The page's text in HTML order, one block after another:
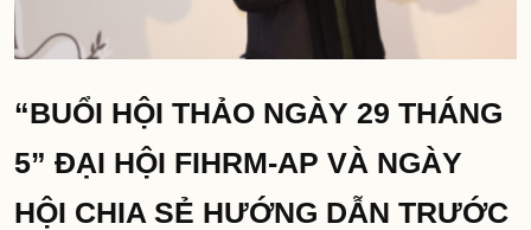
“BUỔI HỘI THẢO NGÀY 29 THÁNG
5” ĐẠI HỘI FIHRM-AP VÀ NGÀY
HỘI CHIA SẺ HƯỚNG DẪN TRƯỚC